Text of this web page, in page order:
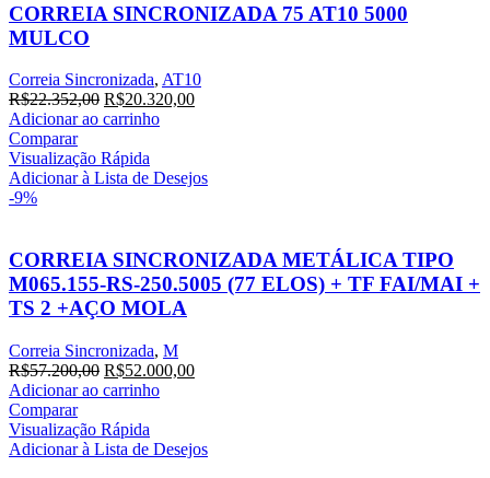
CORREIA SINCRONIZADA 75 AT10 5000
MULCO
Correia Sincronizada, AT10
R$22.352,00 R$20.320,00
Adicionar ao carrinho
Comparar
Visualização Rápida
Adicionar à Lista de Desejos
-9%
CORREIA SINCRONIZADA METÁLICA TIPO
M065.155-RS-250.5005 (77 ELOS) + TF FAI/MAI +
TS 2 +AÇO MOLA
Correia Sincronizada, M
R$57.200,00 R$52.000,00
Adicionar ao carrinho
Comparar
Visualização Rápida
Adicionar à Lista de Desejos